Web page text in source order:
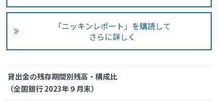
「ニッキンレポート」を購読して
さらに詳しく
貸出金の残存期間別残高・構成比
（全国銀行 2023年９月末）